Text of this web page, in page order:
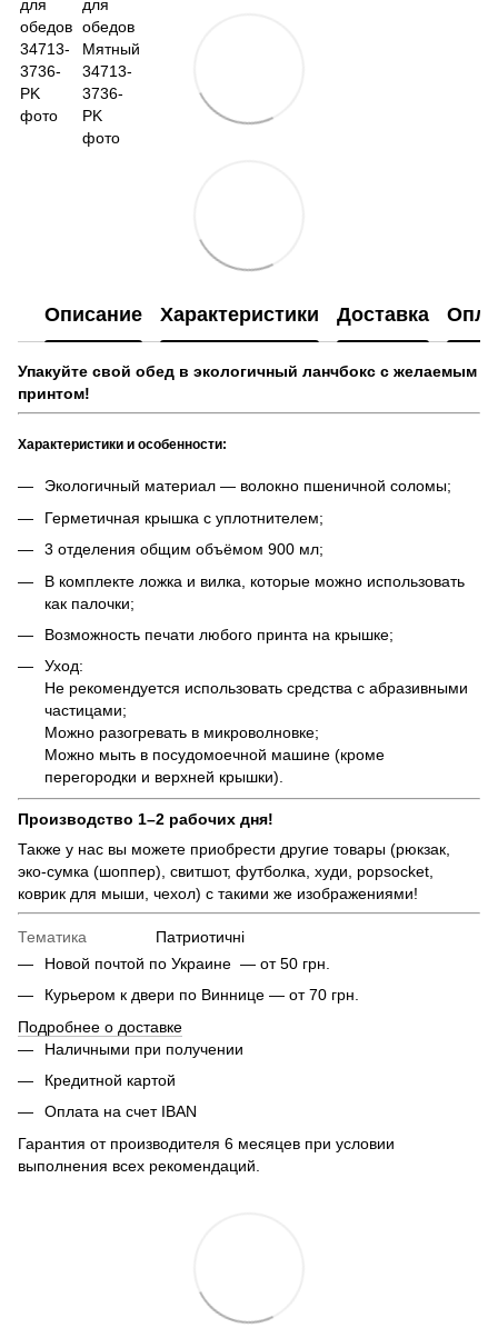
Описание Характеристики Доставка
Упакуйте свой обед в экологичный ланчбокс с желаемым
принтом!
Характеристики и особенности:
Экологичный материал — волокно пшеничной соломы;
Герметичная крышка с уплотнителем;
3 отделения общим объёмом 900 мл;
В комплекте ложка и вилка, которые можно использовать
как палочки;
Возможность печати любого принта на крышке;
Уход:
Не рекомендуется использовать средства с абразивными
частицами;
Можно разогревать в микроволновке;
Можно мыть в посудомоечной машине (кроме
перегородки и верхней крышки).
Производство 1–2 рабочих дня!
Также у нас вы можете приобрести другие товары (рюкзак,
эко-сумка (шоппер), свитшот, футболка, худи, popsocket,
коврик для мыши, чехол) с такими же изображениями!
Тематика
Патриотичні
Новой почтой по Украине — от 50 грн.
Курьером к двери по Виннице — от 70 грн.
Подробнее о доставке
Наличными при получении
Кредитной картой
Оплата на счет IBAN
Гарантия от производителя 6 месяцев при условии
выполнения всех рекомендаций.